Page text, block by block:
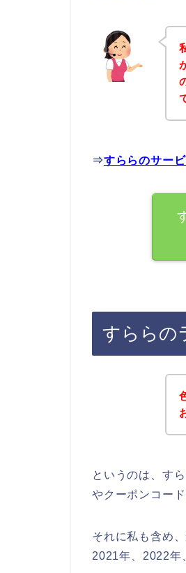
⇒すららのサー
すららの
というのは、す
やクーポンコー
それに私も含め
2021年、2022年